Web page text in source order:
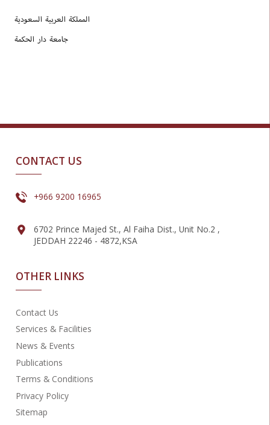
المملكة العربية السعودية
جامعة دار الحكمة
CONTACT US
+966 9200 16965
6702 Prince Majed St., Al Faiha Dist., Unit No.2 ,
JEDDAH 22246 - 4872,KSA
OTHER LINKS
Contact Us
Services & Facilities
News & Events
Publications
Terms & Conditions
Privacy Policy
Sitemap